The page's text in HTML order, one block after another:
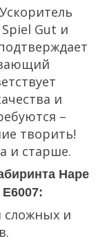
Gut и
и
–
творить!
и старше.
Hape
сложных и